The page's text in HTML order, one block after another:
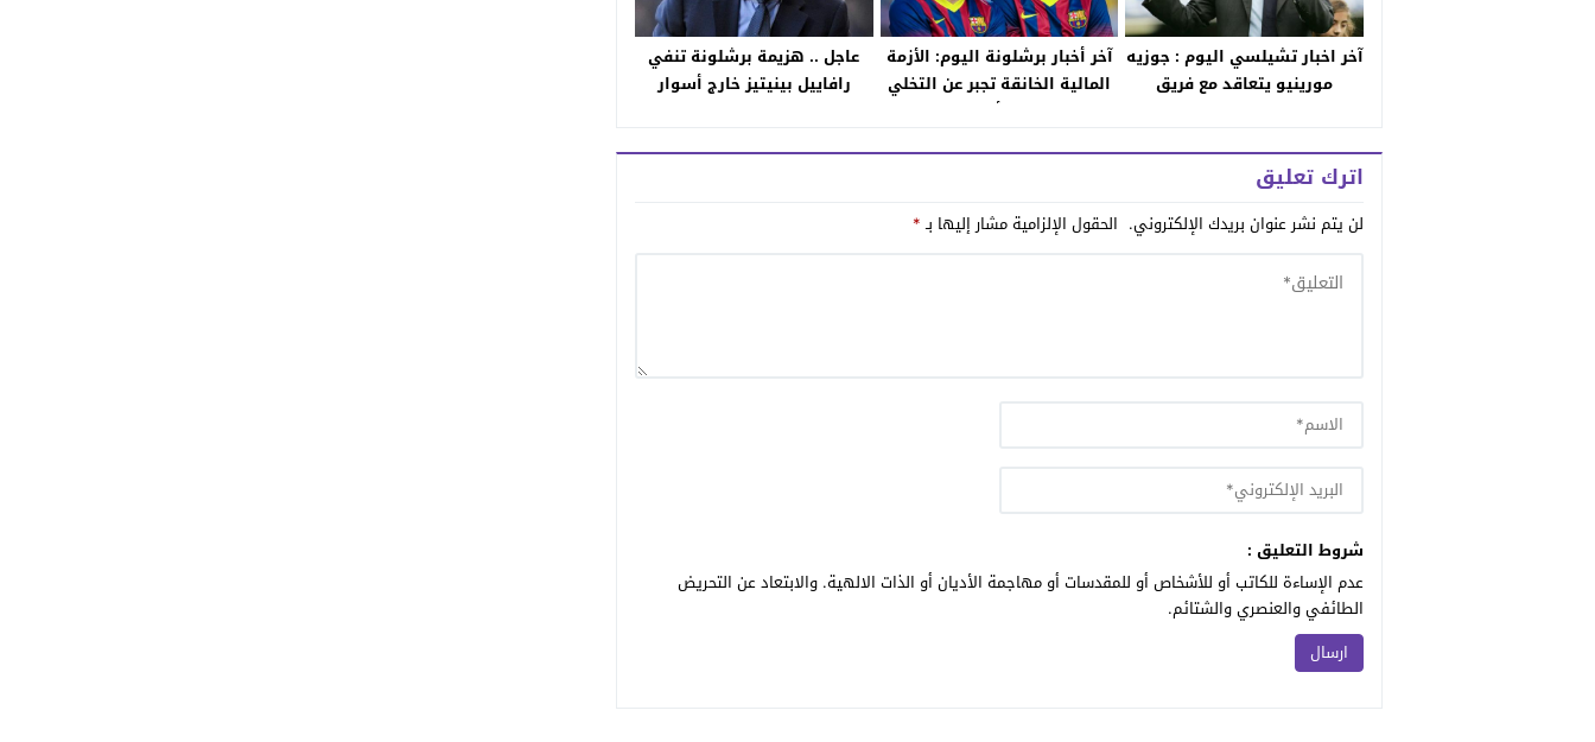
آخر اخبار تشيلسي اليوم : جوزيه
مورينيو يتعاقد مع فريق
آخر أخبار برشلونة اليوم: الأزمة
المالية الخانقة تجبر عن التخلي
عن نيمار أو ميسي
عاجل .. هزيمة برشلونة تنفي
رافاييل بينيتيز خارج أسوار
اترك تعليق
لن يتم نشر عنوان بريدك الإلكتروني. الحقول الإلزامية مشار إليها بـ*
شروط التعليق :
عدم الإساءة للكاتب أو للأشخاص أو للمقدسات أو مهاجمة الأديان أو الذات الالهية. والابتعاد عن التحريض
الطائفي والعنصري والشتائم.